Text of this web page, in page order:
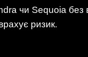
чи Sequoia без
ризик.